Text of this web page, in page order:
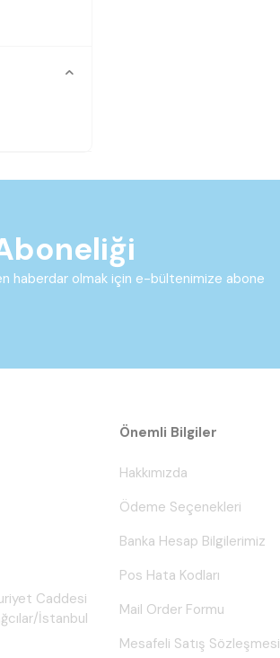
haberdar olmak için e-bültenimize abone
Caddesi
İstanbul
Önemli Bilgiler
Hakkımızda
Ödeme Seçenekleri
Banka Hesap Bilgilerimiz
Pos Hata Kodları
Mail Order Formu
Mesafeli Satış Sözleşmesi